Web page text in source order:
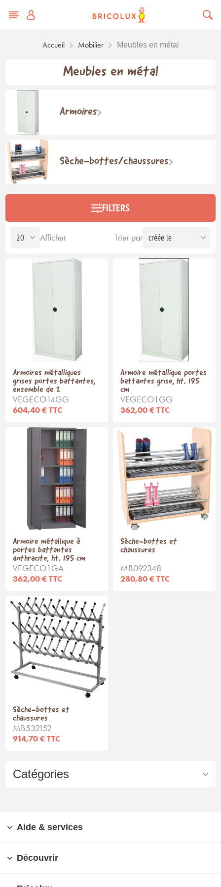
Accueil Mobilier Meubles en métal
Catégories
Meubles en métal
Armoires
Sèche-bottes/chaussures
FILTERS
Trier par
Afficher
Armoires métalliques
grises portes battantes,
ensemble de 2
VEGECO14GG
604,40 € TTC
Armoire métallique portes
battantes grise, ht. 195
cm
VEGECO1GG
362,00 € TTC
Armoire métallique à
portes battantes
anthracite, ht. 195 cm
VEGECO1GA
362,00 € TTC
Sèche-bottes et
chaussures
MB092348
280,80 € TTC
Sèche-bottes et
chaussures
MB532152
914,70 € TTC
Aide & services
Découvrir